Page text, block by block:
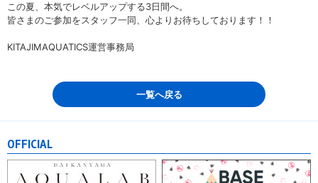
この夏、本気でレベルアップする3日間へ。
皆さまのご参加をスタッフ一同、心よりお待ちしております！！
KITAJIMAQUATICS運営事務局
一覧へ戻る
OFFICIAL